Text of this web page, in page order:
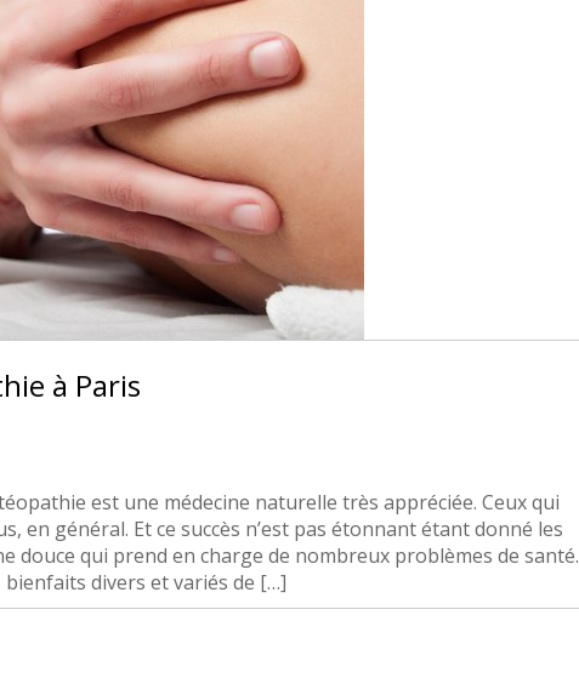
à Paris
est une médecine naturelle très appréciée. Ceux qui
en général. Et ce succès n’est pas étonnant étant donné les
douce qui prend en charge de nombreux problèmes de santé.
divers et variés de […]